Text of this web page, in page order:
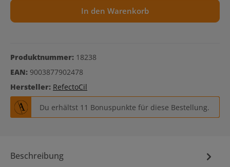
In den Warenkorb
Produktnummer: 18238
EAN: 9003877902478
Hersteller: RefectoCil
Du erhältst 11 Bonuspunkte für diese Bestellung.
Beschreibung